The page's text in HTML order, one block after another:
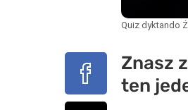
Quiz dyktando
Znasz
ten